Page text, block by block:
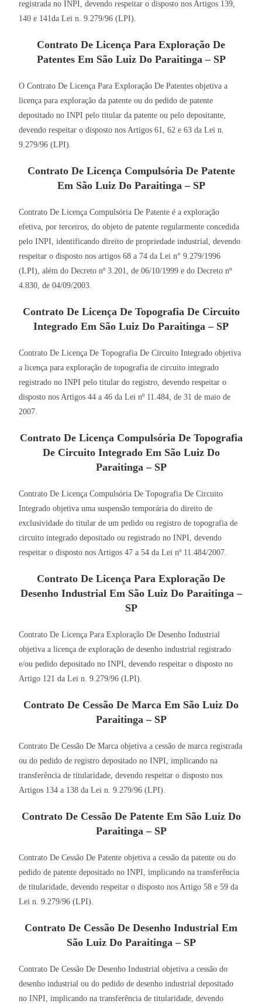
registrada no INPI, devendo respeitar o disposto nos Artigos 139,
140 e 141da Lei n. 9.279/96 (LPI).
Contrato De Licença Para Exploração De
Patentes Em São Luiz Do Paraitinga – SP
O Contrato De Licença Para Exploração De Patentes objetiva a
licença para exploração da patente ou do pedido de patente
depositado no INPI pelo titular da patente ou pelo depositante,
devendo respeitar o disposto nos Artigos 61, 62 e 63 da Lei n.
9.279/96 (LPI).
Contrato De Licença Compulsória De Patente
Em São Luiz Do Paraitinga – SP
Contrato De Licença Compulsória De Patente é a exploração
efetiva, por terceiros, do objeto de patente regularmente concedida
pelo INPI, identificando direito de propriedade industrial, devendo
respeitar o disposto nos artigos 68 a 74 da Lei n° 9.279/1996
(LPI), além do Decreto nº 3.201, de 06/10/1999 e do Decreto nº
4.830, de 04/09/2003.
Contrato De Licença De Topografia De Circuito
Integrado Em São Luiz Do Paraitinga – SP
Contrato De Licença De Topografia De Circuito Integrado objetiva
a licença para exploração de topografia de circuito integrado
registrado no INPI pelo titular do registro, devendo respeitar o
disposto nos Artigos 44 a 46 da Lei nº 11.484, de 31 de maio de
2007.
Contrato De Licença Compulsória De Topografia
De Circuito Integrado Em São Luiz Do
Paraitinga – SP
Contrato De Licença Compulsória De Topografia De Circuito
Integrado objetiva uma suspensão temporária do direito de
exclusividade do titular de um pedido ou registro de topografia de
circuito integrado depositado ou registrado no INPI, devendo
respeitar o disposto nos Artigos 47 a 54 da Lei nº 11.484/2007.
Contrato De Licença Para Exploração De
Desenho Industrial Em São Luiz Do Paraitinga –
SP
Contrato De Licença Para Exploração De Desenho Industrial
objetiva a licença de exploração de desenho industrial registrado
e/ou pedido depositado no INPI, devendo respeitar o disposto no
Artigo 121 da Lei n. 9.279/96 (LPI).
Contrato De Cessão De Marca Em São Luiz Do
Paraitinga – SP
Contrato De Cessão De Marca objetiva a cessão de marca registrada
ou do pedido de registro depositado no INPI, implicando na
transferência de titularidade, devendo respeitar o disposto nos
Artigos 134 a 138 da Lei n. 9.279/96 (LPI).
Contrato De Cessão De Patente Em São Luiz Do
Paraitinga – SP
Contrato De Cessão De Patente objetiva a cessão da patente ou do
pedido de patente depositado no INPI, implicando na transferência
de titularidade, devendo respeitar o disposto nos Artigo 58 e 59 da
Lei n. 9.279/96 (LPI).
Contrato De Cessão De Desenho Industrial Em
São Luiz Do Paraitinga – SP
Contrato De Cessão De Desenho Industrial objetiva a cessão do
desenho industrial ou do pedido de desenho industrial depositado
no INPI, implicando na transferência de titularidade, devendo